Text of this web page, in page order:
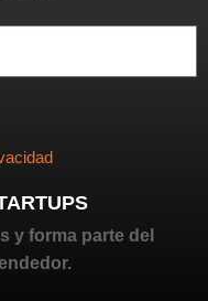
y forma parte del